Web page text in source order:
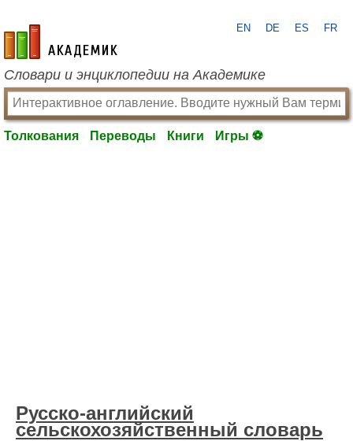
academic.ru
EN DE ES FR
Словари и энциклопедии на Академике
Толкования Переводы Книги Игры ⚽
Русско-английский
сельскохозяйственный словарь